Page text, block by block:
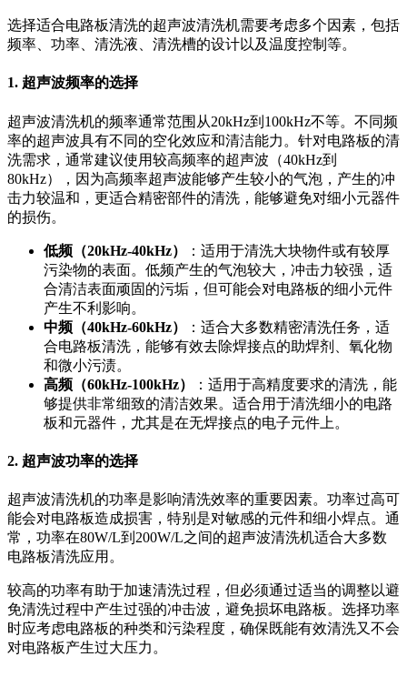
选择适合电路板清洗的超声波清洗机需要考虑多个因素，包括
频率、功率、清洗液、清洗槽的设计以及温度控制等。
1. 超声波频率的选择
超声波清洗机的频率通常范围从20kHz到100kHz不等。不同频
率的超声波具有不同的空化效应和清洁能力。针对电路板的清
洗需求，通常建议使用较高频率的超声波（40kHz到
80kHz），因为高频率超声波能够产生较小的气泡，产生的冲
击力较温和，更适合精密部件的清洗，能够避免对细小元器件
的损伤。
低频（20kHz-40kHz）
：适用于清洗大块物件或有较厚
污染物的表面。低频产生的气泡较大，冲击力较强，适
合清洁表面顽固的污垢，但可能会对电路板的细小元件
产生不利影响。
中频（40kHz-60kHz）
：适合大多数精密清洗任务，适
合电路板清洗，能够有效去除焊接点的助焊剂、氧化物
和微小污渍。
高频（60kHz-100kHz）
：适用于高精度要求的清洗，能
够提供非常细致的清洁效果。适合用于清洗细小的电路
板和元器件，尤其是在无焊接点的电子元件上。
2. 超声波功率的选择
超声波清洗机的功率是影响清洗效率的重要因素。功率过高可
能会对电路板造成损害，特别是对敏感的元件和细小焊点。通
常，功率在80W/L到200W/L之间的超声波清洗机适合大多数
电路板清洗应用。
较高的功率有助于加速清洗过程，但必须通过适当的调整以避
免清洗过程中产生过强的冲击波，避免损坏电路板。选择功率
时应考虑电路板的种类和污染程度，确保既能有效清洗又不会
对电路板产生过大压力。